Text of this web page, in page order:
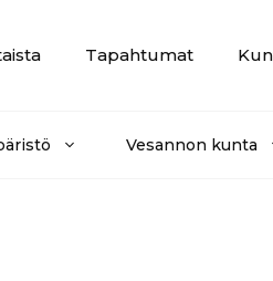
Tapahtumat
Vesannon kunta